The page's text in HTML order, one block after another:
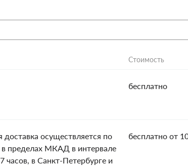
Стоимость
бесплатно
доставка осуществляется по
пределах МКАД в интервале
часов, в Санкт-Петербурге и
бесплатно от